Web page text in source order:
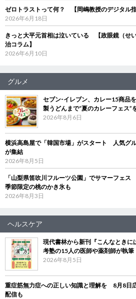
ゼロトラストって何？ 【岡嶋教授のデジタル指
2026年6月18日
きっと大平元首相は泣いている 【政眼鏡（せ
治コラム】
2026年6月10日
グルメ
セブン‐イレブン、カレー15商品
製うどんまで“夏のカレーフェス”
2026年8月6日
横浜高島屋で「韓国市場」がスタート 人気グ
が集結
2026年8月5日
「山梨県笛吹川フルーツ公園」でサマーフェス
季節限定の桃のかき氷も
2026年8月3日
ヘルスケア
現代書林から新刊『こんなとき
考塾の15人の医師や薬剤師が執筆
2026年8月5日
重症筋無力症への正しい知識と理解を 8月8日
配信も